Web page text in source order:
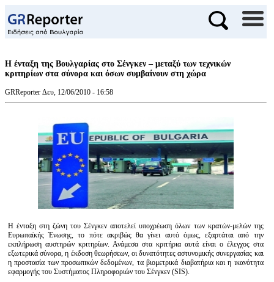
Η ένταξη της Βουλγαρίας στο Σένγκεν – μεταξύ των τεχνικών
κριτηρίων στα σύνορα και όσων συμβαίνουν στη χώρα
GRReporter Δευ, 12/06/2010 - 16:58
Η ένταξη στη ζώνη του Σένγκεν αποτελεί υποχρέωση όλων των κρατών-μελών της
Ευρωπαϊκής Ένωσης, το πότε ακριβώς θα γίνει αυτό όμως, εξαρτάται από την
εκπλήρωση αυστηρών κριτηρίων. Ανάμεσα στα κριτήρια αυτά είναι ο έλεγχος στα
εξωτερικά σύνορα, η έκδοση θεωρήσεων, οι δυνατότητες αστυνομικής συνεργασίας και
η προστασία των προσωπικών δεδομένων, τα βιομετρικά διαβατήρια και η ικανότητα
εφαρμογής του Συστήματος Πληροφοριών του Σένγκεν (SIS).